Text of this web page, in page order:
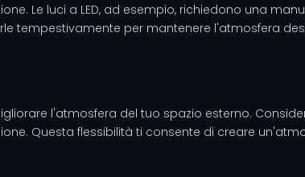
Le luci a LED, ad esempio, richiedono una
tempestivamente per mantenere l'atmosfera
l'atmosfera del tuo spazio esterno.
Questa flessibilità ti consente di creare